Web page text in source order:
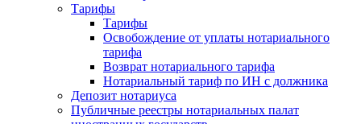
Тарифы
Тарифы
Освобождение от уплаты нотариального
тарифа
Возврат нотариального тарифа
Нотариальный тариф по ИН с должника
Депозит нотариуса
Публичные реестры нотариальных палат